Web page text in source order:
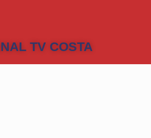
TV COSTA